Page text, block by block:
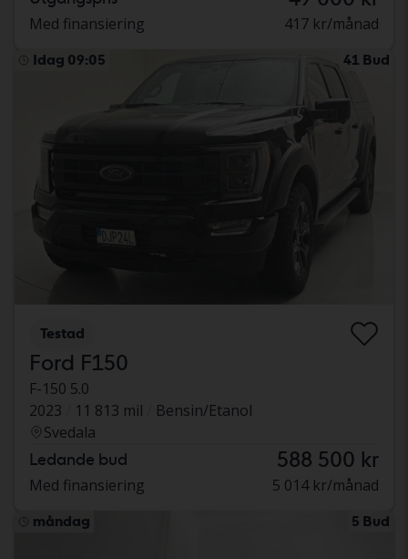
Med finansiering 417 kr/månad
Idag 09:05 41 Bud
Testad
Ford F150
F-150 5.0
2023
11 813 mil
Bensin/Etanol
Svedala
Ledande bud 588 500 kr
Med finansiering 5 014 kr/månad
måndag 5 Bud